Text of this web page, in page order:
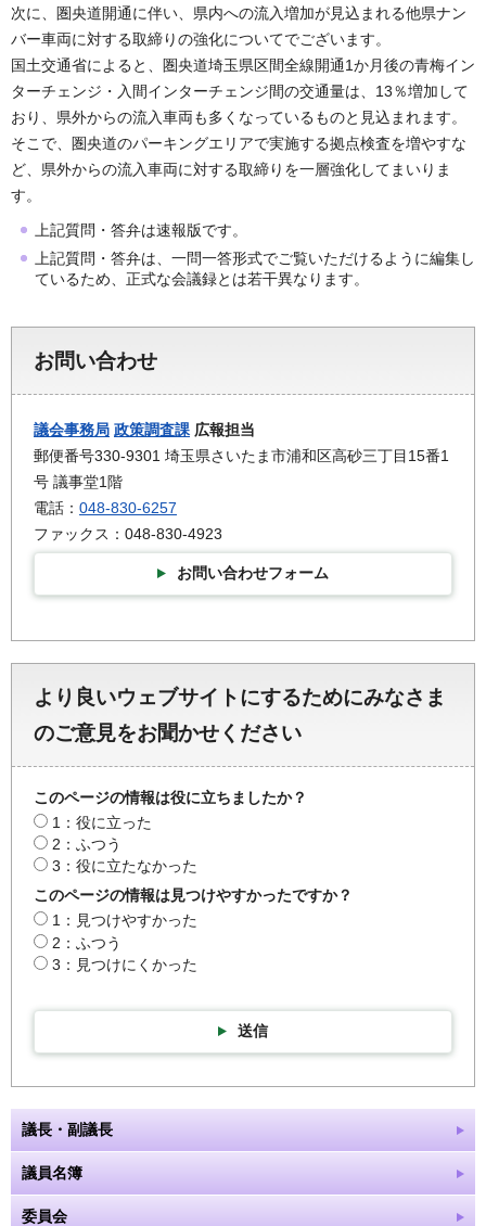
次に、圏央道開通に伴い、県内への流入増加が見込まれる他県ナン
バー車両に対する取締りの強化についてでございます。
国土交通省によると、圏央道埼玉県区間全線開通1か月後の青梅イン
ターチェンジ・入間インターチェンジ間の交通量は、13％増加して
おり、県外からの流入車両も多くなっているものと見込まれます。
そこで、圏央道のパーキングエリアで実施する拠点検査を増やすな
ど、県外からの流入車両に対する取締りを一層強化してまいりま
す。
上記質問・答弁は速報版です。
上記質問・答弁は、一問一答形式でご覧いただけるように編集し
ているため、正式な会議録とは若干異なります。
お問い合わせ
議会事務局 政策調査課 広報担当
郵便番号330-9301 埼玉県さいたま市浦和区高砂三丁目15番1
号 議事堂1階
電話： 048-830-6257
ファックス：048-830-4923
お問い合わせフォーム
より良いウェブサイトにするためにみなさま
のご意見をお聞かせください
このページの情報は役に立ちましたか？
1：役に立った
2：ふつう
3：役に立たなかった
このページの情報は見つけやすかったですか？
1：見つけやすかった
2：ふつう
3：見つけにくかった
送信
議長・副議長
議員名簿
委員会